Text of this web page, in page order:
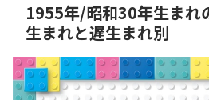
1955年/昭和30年生まれ
生まれと遅生まれ別